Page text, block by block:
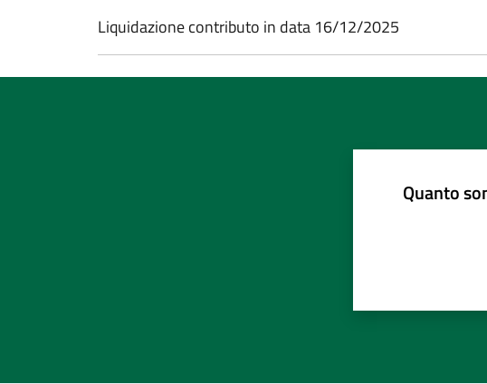
Liquidazione contributo in data 16/12/2025
Quanto